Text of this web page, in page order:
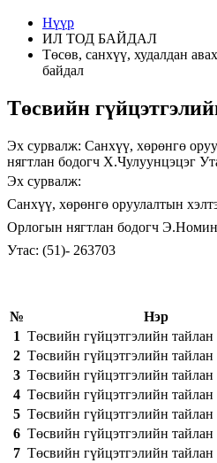
Нүүр
ИЛ ТОД БАЙДАЛ
Төсөв, санхүү, худалдан
байдал
Төсвийн
Эх сурвалж: Санхүү, хөрөнгө
нягтлан бодогч Х.Чулуунцэцэг
Эх сурвалж:
Санхүү, хөрөнгө оруулалтын
Орлогын нягтлан бодогч
Утас: (51)- 263703
№ Нэр
1 Төсвийн гүйцэтгэлийн тайлан
2 Төсвийн гүйцэтгэлийн тайлан
3 Төсвийн гүйцэтгэлийн тайлан
4 Төсвийн гүйцэтгэлийн тайлан
5 Төсвийн гүйцэтгэлийн тайлан
6 Төсвийн гүйцэтгэлийн тайлан
7 Төсвийн гүйцэтгэлийн тайлан